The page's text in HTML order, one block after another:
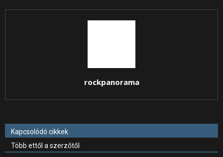
rockpanorama
Kapcsolódó cikkek
Több ettől a szerzőtől